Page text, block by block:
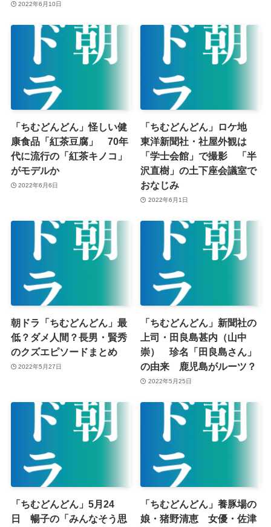
2022年6月10日
「ちむどんどん」怪しい健
康食品「紅茶豆腐」 70年
代に流行の「紅茶キノコ」
がモデルか
2022年6月6日
「ちむどんどん」ロケ地
東洋新聞社・社屋外観は
「学士会館」で撮影 「半
沢直樹」の土下座会議室で
おなじみ
2022年6月1日
朝ドラ「ちむどんどん」最
低？ダメ人間？長男・賢秀
のクズエピソードまとめ
2022年5月27日
「ちむどんどん」新聞社の
上司・田良島甚内（山中
崇） 珍名「田良島さん」
の由来 鹿児島がルーツ？
2022年5月25日
「ちむどんどん」5月24
日 暢子の「みんなそう思
「ちむどんどん」養豚場の
娘・猪野清恵 女優・佐津